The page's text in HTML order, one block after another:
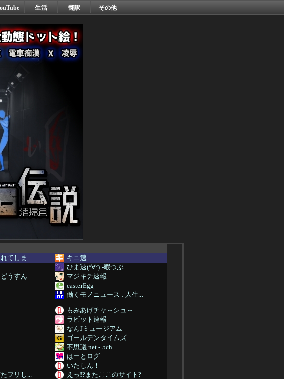
生活 翻訳 その他
てしま...
キニ速
ひま速(°∀°) -暇つぶ...
うすん...
マジキチ速報
easterEgg
働くモノニュース : 人生...
もみあげチャ～シュ～
ラビット速報
なんJミュージアム
ゴールデンタイムズ
不思議.net - 5ch...
はーとログ
いたしん！
フリし...
えっ!?またここのサイト?